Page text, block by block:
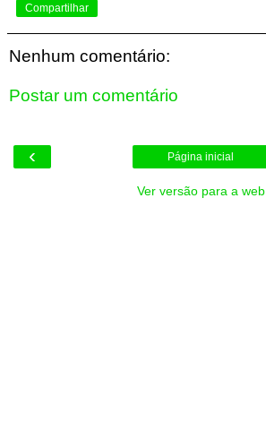
Compartilhar
Nenhum comentário:
Postar um comentário
‹ Página inicial
Ver versão para a web